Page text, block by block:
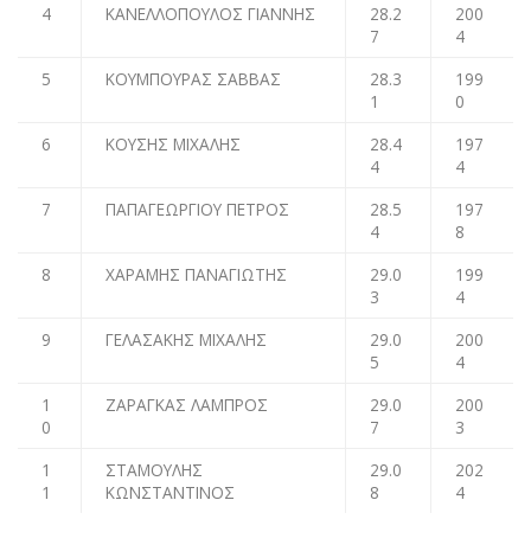
4
ΚΑΝΕΛΛΟΠΟΥΛΟΣ ΓΙΑΝΝΗΣ
28.2
7
200
4
5
ΚΟΥΜΠΟΥΡΑΣ ΣΑΒΒΑΣ
28.3
1
199
0
6
ΚΟΥΣΗΣ ΜΙΧΑΛΗΣ
28.4
4
197
4
7
ΠΑΠΑΓΕΩΡΓΙΟΥ ΠΕΤΡΟΣ
28.5
4
197
8
8
ΧΑΡΑΜΗΣ ΠΑΝΑΓΙΩΤΗΣ
29.0
3
199
4
9
ΓΕΛΑΣΑΚΗΣ ΜΙΧΑΛΗΣ
29.0
5
200
4
1
0
ΖΑΡΑΓΚΑΣ ΛΑΜΠΡΟΣ
29.0
7
200
3
1
1
ΣΤΑΜΟΥΛΗΣ
ΚΩΝΣΤΑΝΤΙΝΟΣ
29.0
8
202
4